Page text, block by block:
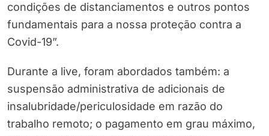
condições de distanciamentos e outros pontos
fundamentais para a nossa proteção contra a
Covid-19”.
Durante a live, foram abordados também: a
suspensão administrativa de adicionais de
insalubridade/periculosidade em razão do
trabalho remoto; o pagamento em grau máximo,